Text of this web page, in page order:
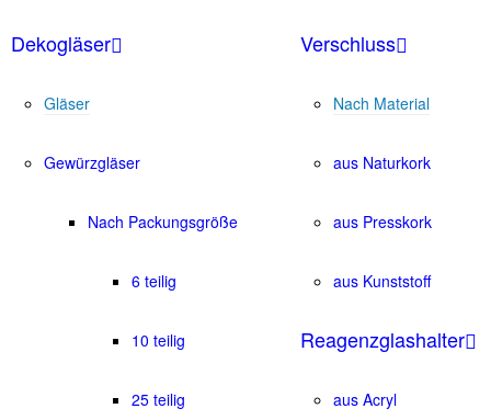
Dekogläser
Gläser
Gewürzgläser
Nach Packungsgröße
6 teilig
10 teilig
25 teilig
Verschluss
Nach Material
aus Naturkork
aus Presskork
aus Kunststoff
Reagenzglashalter
aus Acryl